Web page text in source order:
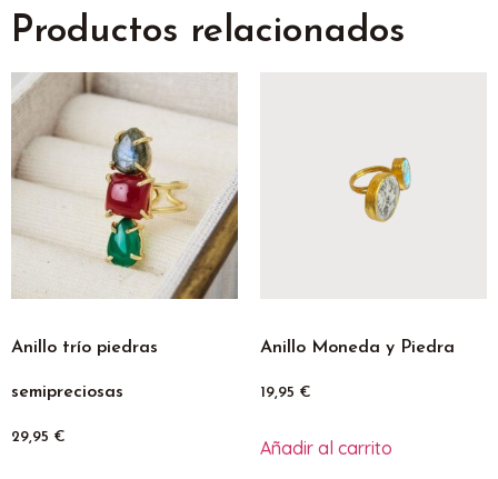
Productos relacionados
Anillo trío piedras
semipreciosas
29,95 €
Anillo Moneda y Piedra
19,95 €
Añadir al carrito